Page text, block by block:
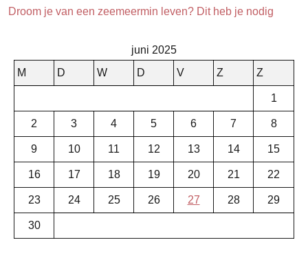
Droom je van een zeemeermin leven? Dit heb je nodig
juni 2025
M
D W D V Z Z
1
2 3 4 5 6 7 8
9 10 11 12 13 14 15
16 17 18 19 20 21 22
23 24 25 26 27 28 29
30